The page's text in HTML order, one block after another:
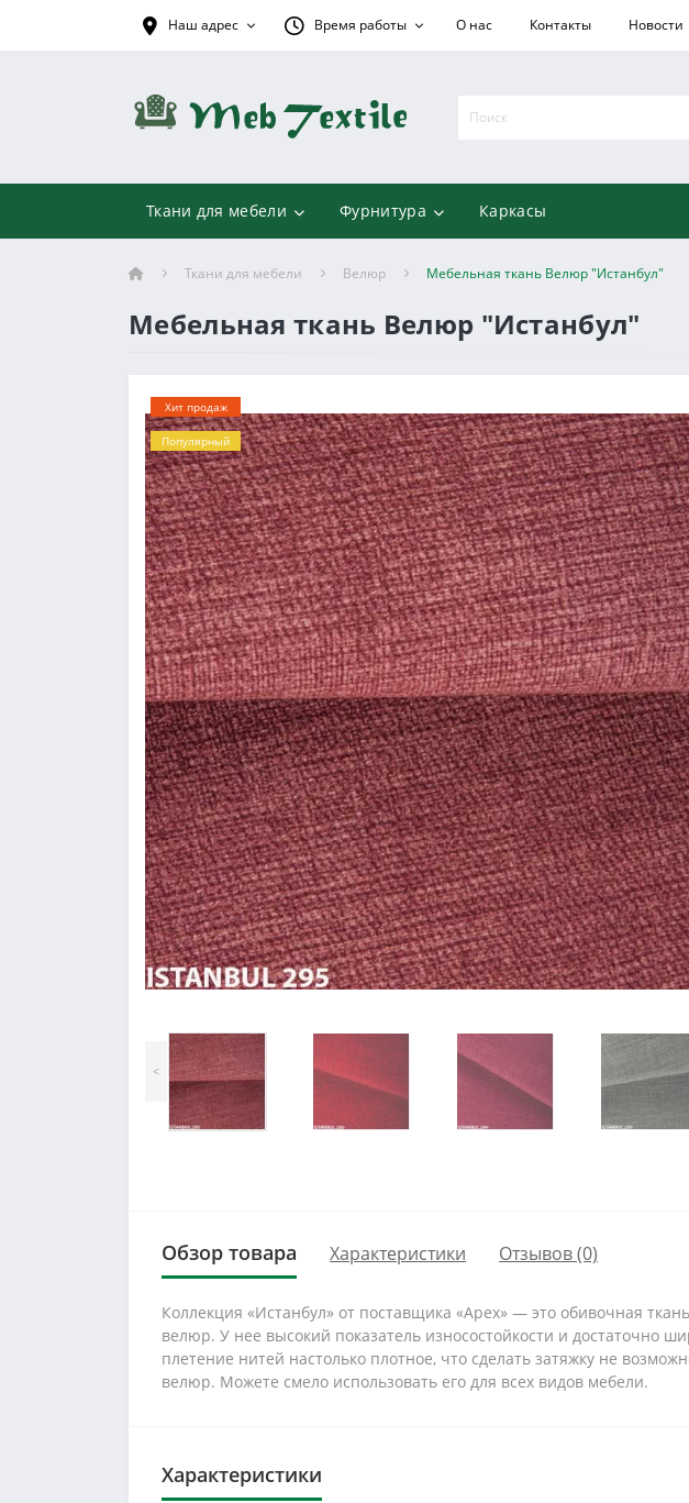
Наш адрес Время работы О нас Контакты Новости
Ткани для мебели Фурнитура Каркасы
Ткани для мебели Велюр Мебельная ткань Велюр "Истанбул"
Мебельная ткань Велюр "Истанбул"
Хит продаж
Популярный
<
Обзор товара Характеристики Отзывов (0)
Коллекция «Истанбул» от поставщика «Apex» — это обивочная
велюр. У нее высокий показатель износостойкости и достаточно
плетение нитей настолько плотное, что сделать затяжку не
велюр. Можете смело использовать его для всех видов мебели.
Характеристики